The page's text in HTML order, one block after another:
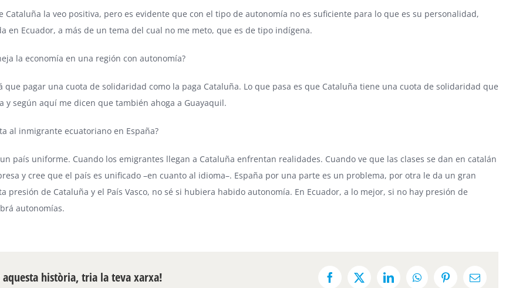
Cataluña la veo positiva, pero es evidente que con el tipo de autonomía no es suficiente para lo que es su personalidad,
en Ecuador, a más de un tema del cual no me meto, que es de tipo indígena.
la economía en una región con autonomía?
que pagar una cuota de solidaridad como la paga Cataluña. Lo que pasa es que Cataluña tiene una cuota de solidaridad que
y según aquí me dicen que también ahoga a Guayaquil.
al inmigrante ecuatoriano en España?
un país uniforme. Cuando los emigrantes llegan a Cataluña enfrentan realidades. Cuando ve que las clases se dan en catalán
y cree que el país es unificado –en cuanto al idioma–. España por una parte es un problema, por otra le da un gran
presión de Cataluña y el País Vasco, no sé si hubiera habido autonomía. En Ecuador, a lo mejor, si no hay presión de
autonomías.
història, tria la teva xarxa! Facebook
X LinkedInWhatsAppPinterestEmail: